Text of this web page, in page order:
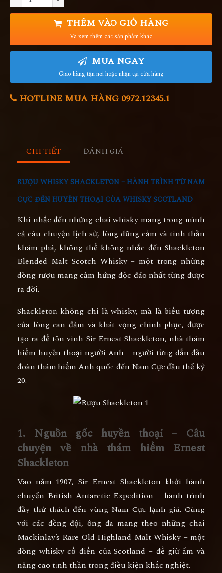
THÊM VÀO GIỎ HÀNG
Và xem thêm các sản phẩm khác
MUA NGAY
Giao hàng tận nơi hoặc nhận tại cửa hàng
HOTLINE MUA HÀNG 0972.12345.1
CHI TIẾT ĐÁNH GIÁ
RƯỢU WHISKY SHACKLETON – HÀNH TRÌNH TỪ NAM
CỰC ĐẾN HUYỀN THOẠI CỦA WHISKY SCOTLAND
Khi nhắc đến những chai whisky mang trong mình
cảcâu chuyện lịch sử, lòng dũng cảm và tinh thần
khám phá, không thể không nhắc đếnShackleton
Blended Malt Scotch Whisky– một trong những
dòng rượu mang cảm hứng độc đáo nhất từng được
ra đời.
Shackleton không chỉ là whisky, mà là biểu tượng
của lòng can đảm và khát vọng chinh phục, được
tạo ra để tôn vinh Sir Ernest Shackleton, nhà thám
hiểm huyền thoại người Anh – người từng dẫn đầu
đoàn thám hiểm Anh quốc đến Nam Cực đầu thế kỷ
20.
1. Nguồn gốc huyền thoại – Câu
chuyện về nhà thám hiểm Ernest
Shackleton
Vào năm 1907, Sir Ernest Shackleton khởi hành
chuyến British Antarctic Expedition – hành trình
đầy thử thách đến vùng Nam Cực lạnh giá. Cùng
với các đồng đội, ông đã mang theo những chai
Mackinlay’s Rare Old Highland Malt Whisky – một
dòng whisky cổ điển của Scotland – để giữ ấm và
nâng cao tinh thần trong điều kiện khắc nghiệt.